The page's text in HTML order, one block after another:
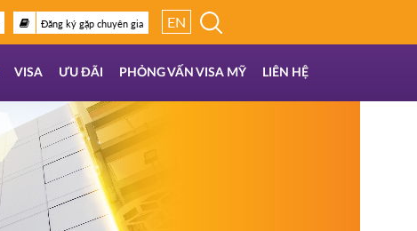
Đăng ký gặp chuyên gia EN
VISA ƯU ĐÃI PHỎNG VẤN VISA MỸ LIÊN HỆ